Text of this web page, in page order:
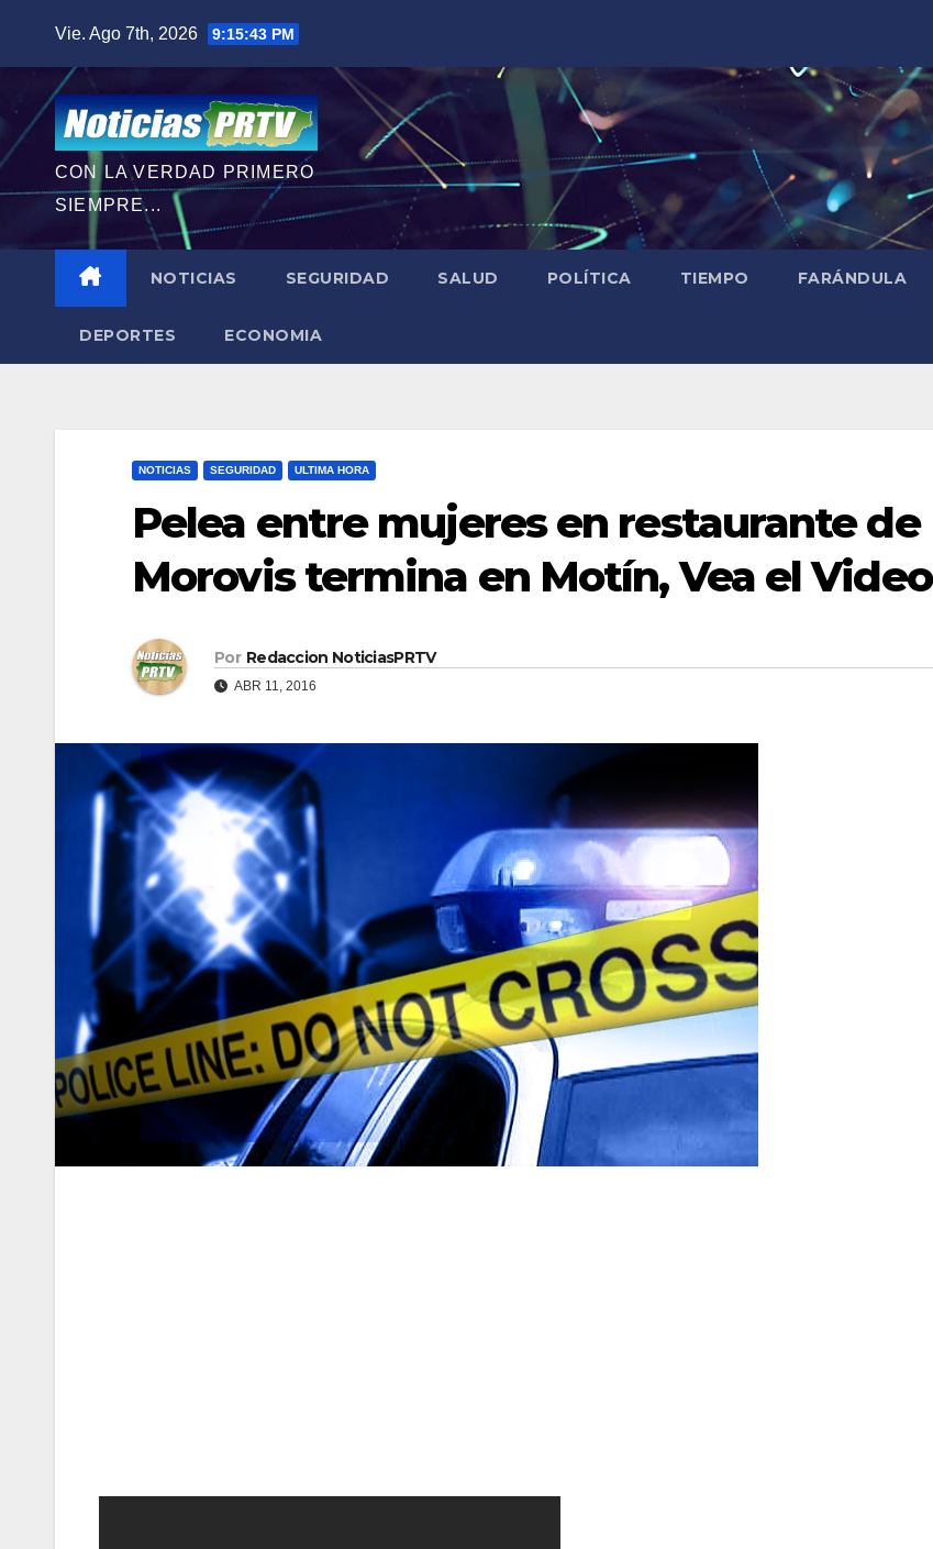
contenido
Vie. Ago 7th, 2026 9:15:44 PM
CON LA VERDAD PRIMERO
SIEMPRE...
NOTICIAS SEGURIDAD SALUD POLÍTICA TIEMPO FARÁNDULA
DEPORTES ECONOMIA
NOTICIAS SEGURIDAD ULTIMA HORA
Pelea entre mujeres en restaurante de
Morovis termina en Motín, Vea el Video
Por Redaccion NoticiasPRTV
ABR 11, 2016